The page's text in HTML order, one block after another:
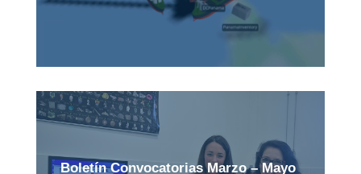
Boletín Convocatorias Marzo – Mayo